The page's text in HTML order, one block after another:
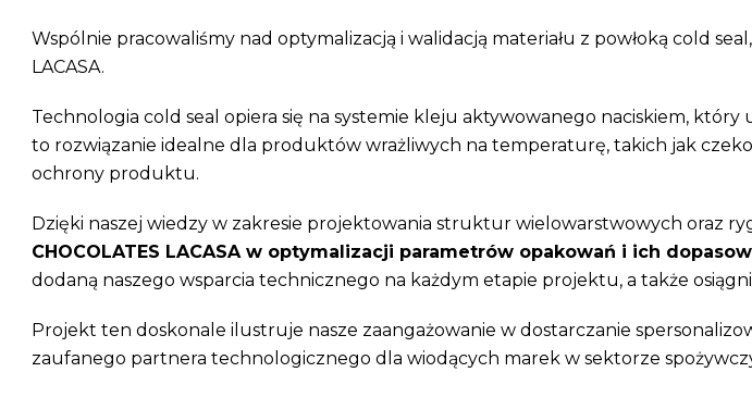
Wspólnie pracowaliśmy nad optymalizacją i walidacją materiału z powłoką cold
LACASA.
Technologia cold seal opiera się na systemie kleju aktywowanego naciskiem,
to rozwiązanie idealne dla produktów wrażliwych na temperaturę, takich jak
ochrony produktu.
Dzięki naszej wiedzy w zakresie projektowania struktur wielowarstwowych oraz
CHOCOLATES LACASA w optymalizacji parametrów opakowań i ich
dodaną naszego wsparcia technicznego na każdym etapie projektu, a także
Projekt ten doskonale ilustruje nasze zaangażowanie w dostarczanie
zaufanego partnera technologicznego dla wiodących marek w sektorze